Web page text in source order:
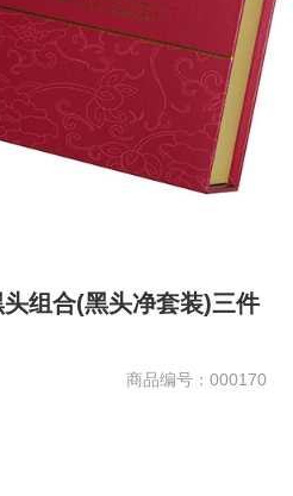
组合(黑头净套装)三件
商品编号：000170